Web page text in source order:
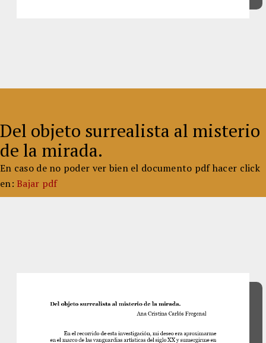
Del objeto surrealista al misterio
de la mirada.
En caso de no poder ver bien el documento pdf hacer click
en:Bajar pdf